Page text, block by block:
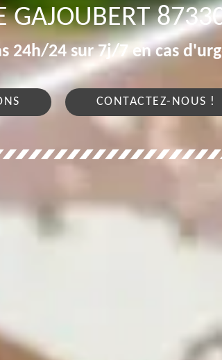
GAJOUBERT
24h/24 sur 7j/7 en cas
CONTACTEZ-NOUS !